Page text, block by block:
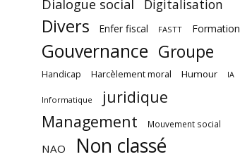
Dialogue social Digitalisation
Divers Enfer fiscal FASTT Formation
Gouvernance Groupe
Handicap Harcèlement moral Humour IA
Informatique
juridique
Management
Mouvement social
NAO Non classé